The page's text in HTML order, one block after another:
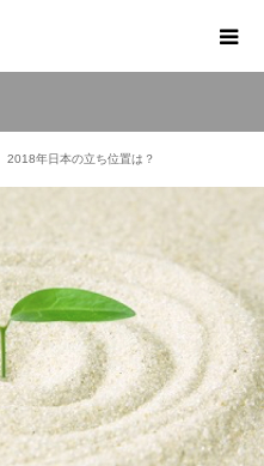
2018年日本の立ち位置は？